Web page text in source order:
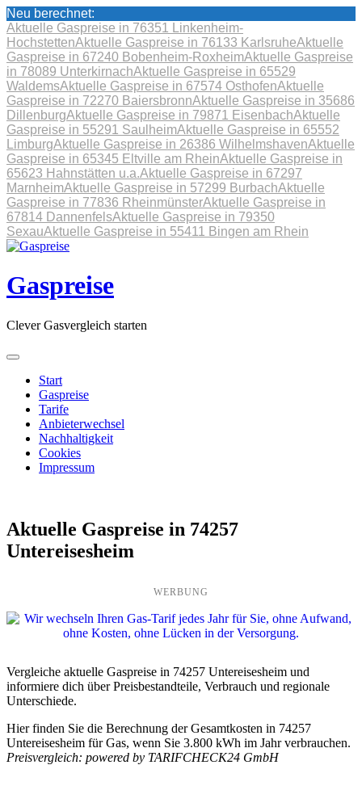
Neu berechnet:
Aktuelle Gaspreise in 76351 Linkenheim-
HochstettenAktuelle Gaspreise in 76133 KarlsruheAktuelle
Gaspreise in 67240 Bobenheim-RoxheimAktuelle Gaspreise
in 78089 UnterkirnachAktuelle Gaspreise in 65529
WaldemsAktuelle Gaspreise in 67574 OsthofenAktuelle
Gaspreise in 72270 BaiersbronnAktuelle Gaspreise in 35686
DillenburgAktuelle Gaspreise in 79871 EisenbachAktuelle
Gaspreise in 55291 SaulheimAktuelle Gaspreise in 65552
LimburgAktuelle Gaspreise in 26386 WilhelmshavenAktuelle
Gaspreise in 65345 Eltville am RheinAktuelle Gaspreise in
65623 Hahnstätten u.a.Aktuelle Gaspreise in 67297
MarnheimAktuelle Gaspreise in 57299 BurbachAktuelle
Gaspreise in 77836 RheinmünsterAktuelle Gaspreise in
67814 DannenfelsAktuelle Gaspreise in 79350
SexauAktuelle Gaspreise in 55411 Bingen am Rhein
Skip
content
Gaspreise
Clever Gasvergleich starten
Start
Gaspreise
Tarife
Anbieterwechsel
Nachhaltigkeit
Cookies
Impressum
Aktuelle Gaspreise in 74257
Untereisesheim
WERBUNG
Vergleiche aktuelle Gaspreise in 74257 Untereisesheim und
informiere dich über Preisbestandteile, Verbrauch und regionale
Unterschiede.
Hier finden Sie die Berechnung der Gesamtkosten in 74257
Untereisesheim für Gas, wenn Sie 3.800 kWh im Jahr verbrauchen.
Preisvergleich: powered by TARIFCHECK24 GmbH